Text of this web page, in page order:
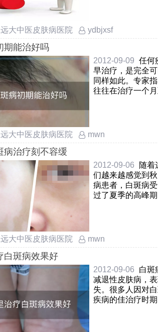
大中医皮肤病医院 ydbjxsf
期能治好吗
2012-09-09 任何
早治疗，是完全
同样如此。专家
往往在治疗一个
大中医皮肤病医院 mwn
病治疗刻不容缓
2012-09-06
随着
们越来越感觉到
病患者，白斑病
过了夏季的高峰
大中医皮肤病医院 mwn
白斑病效果好
2012-09-06
白斑
减退性皮肤病，
失。很多人因对
疾病的佳治疗时